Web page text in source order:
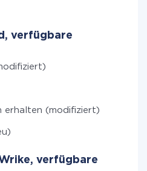
verfügbare
erhalten (modifiziert)
verfügbare